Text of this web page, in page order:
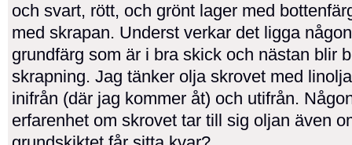
och svart, rött, och grönt lager med
med skrapan. Underst verkar det ligga
grundfärg som är i bra skick och nästan blir
skrapning. Jag tänker olja skrovet med
inifrån (där jag kommer åt) och utifrån.
erfarenhet om skrovet tar till sig oljan även